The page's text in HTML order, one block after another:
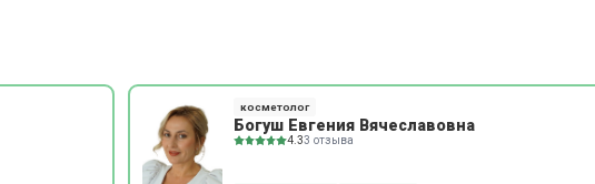
косметолог
Богуш Евгения Вячеславовна
4.33 отзыва